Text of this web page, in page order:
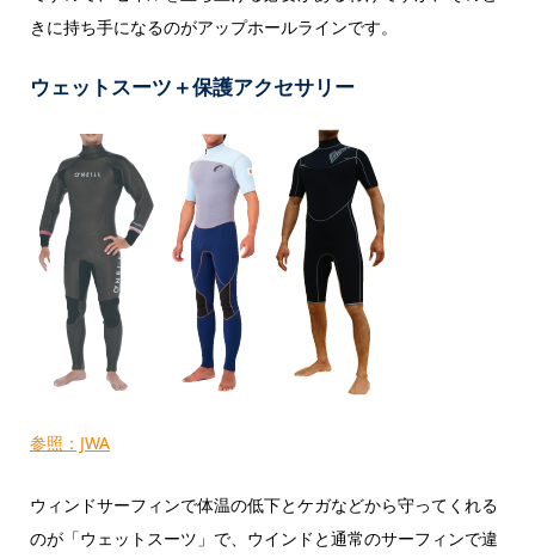
きに持ち手になるのがアップホールラインです。
ウェットスーツ＋保護アクセサリー
参照：JWA
ウィンドサーフィンで体温の低下とケガなどから守ってくれる
のが「ウェットスーツ」で、ウインドと通常のサーフィンで違